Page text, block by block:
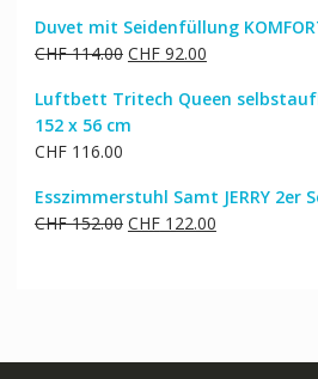
war:
CHF 42.00
ist:
CHF 34.00.
Duvet mit Seidenfüllung
CHF114.00 Ursprünglicher
war:
CHF 114.00
CHF92.00Aktueller
ist:
Luftbett Tritech Queen
152 x 56 cm
CHF116.00
Esszimmerstuhl Samt JERRY 2er
CHF152.00 Ursprünglicher
CHF122.00Aktueller